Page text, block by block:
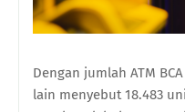
Dengan jumlah ATM
lain menyebut 18.483